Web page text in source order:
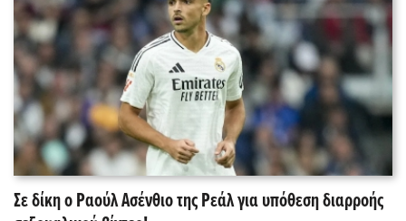
Σε δίκη ο Ραούλ Ασένθιο της Ρεάλ για υπόθεση διαρροής